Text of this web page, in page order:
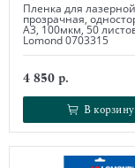
Пленка для
прозрачная,
А3, 100мкм, 50
Lomond 0703315
4 850 р.
В корзину
В корзину